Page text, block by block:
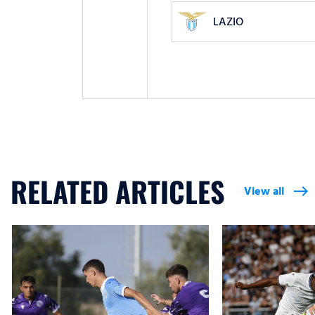
LAZIO
RELATED ARTICLES View all east